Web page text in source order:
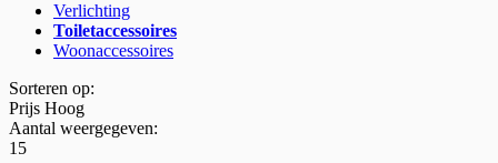
Verlichting
Toiletaccessoires
Woonaccessoires
Sorteren op:
Prijs Hoog
Aantal weergegeven:
15